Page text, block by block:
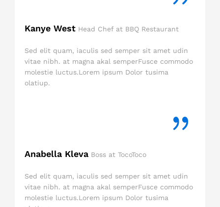
Kanye West Head Chef at BBQ Restaurant
Sed elit quam, iaculis sed semper sit amet udin
vitae nibh. at magna akal semperFusce commodo
molestie luctus.Lorem ipsum Dolor tusima
olatiup.
Anabella Kleva Boss at TocoToco
Sed elit quam, iaculis sed semper sit amet udin
vitae nibh. at magna akal semperFusce commodo
molestie luctus.Lorem ipsum Dolor tusima